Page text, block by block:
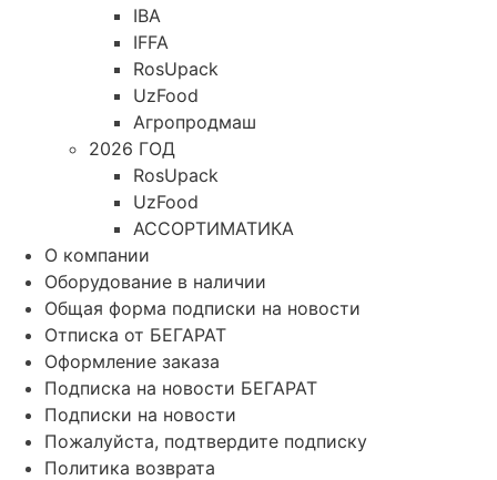
IBA
IFFA
RosUpack
UzFood
Агропродмаш
2026 ГОД
RosUpack
UzFood
АССОРТИМАТИКА
О компании
Оборудование в наличии
Общая форма подписки на новости
Отписка от БЕГАРАТ
Оформление заказа
Подписка на новости БЕГАРАТ
Подписки на новости
Пожалуйста, подтвердите подписку
Политика возврата